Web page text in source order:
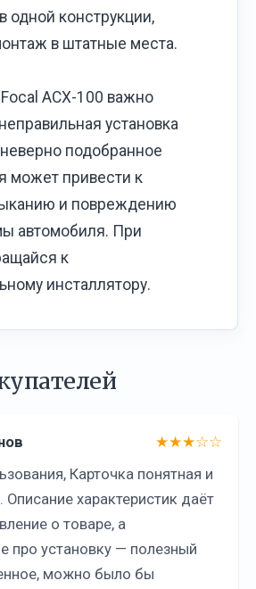
одной конструкции,
в штатные места.
ACX-100 важно
установка
подобранное
может привести к
и повреждению
автомобиля. При
к
инсталлятору.
★★★☆☆
Карточка понятная и
характеристик даёт
о товаре, а
про установку — полезный
можно было бы